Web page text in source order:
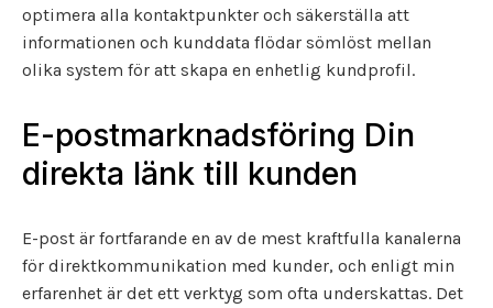
optimera alla kontaktpunkter och säkerställa att
informationen och kunddata flödar sömlöst mellan
olika system för att skapa en enhetlig kundprofil.
E-postmarknadsföring Din
direkta länk till kunden
E-post är fortfarande en av de mest kraftfulla kanalerna
för direktkommunikation med kunder, och enligt min
erfarenhet är det ett verktyg som ofta underskattas. Det